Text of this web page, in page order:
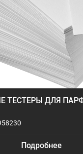
ТЕСТЕРЫ ДЛЯ
Подробнее